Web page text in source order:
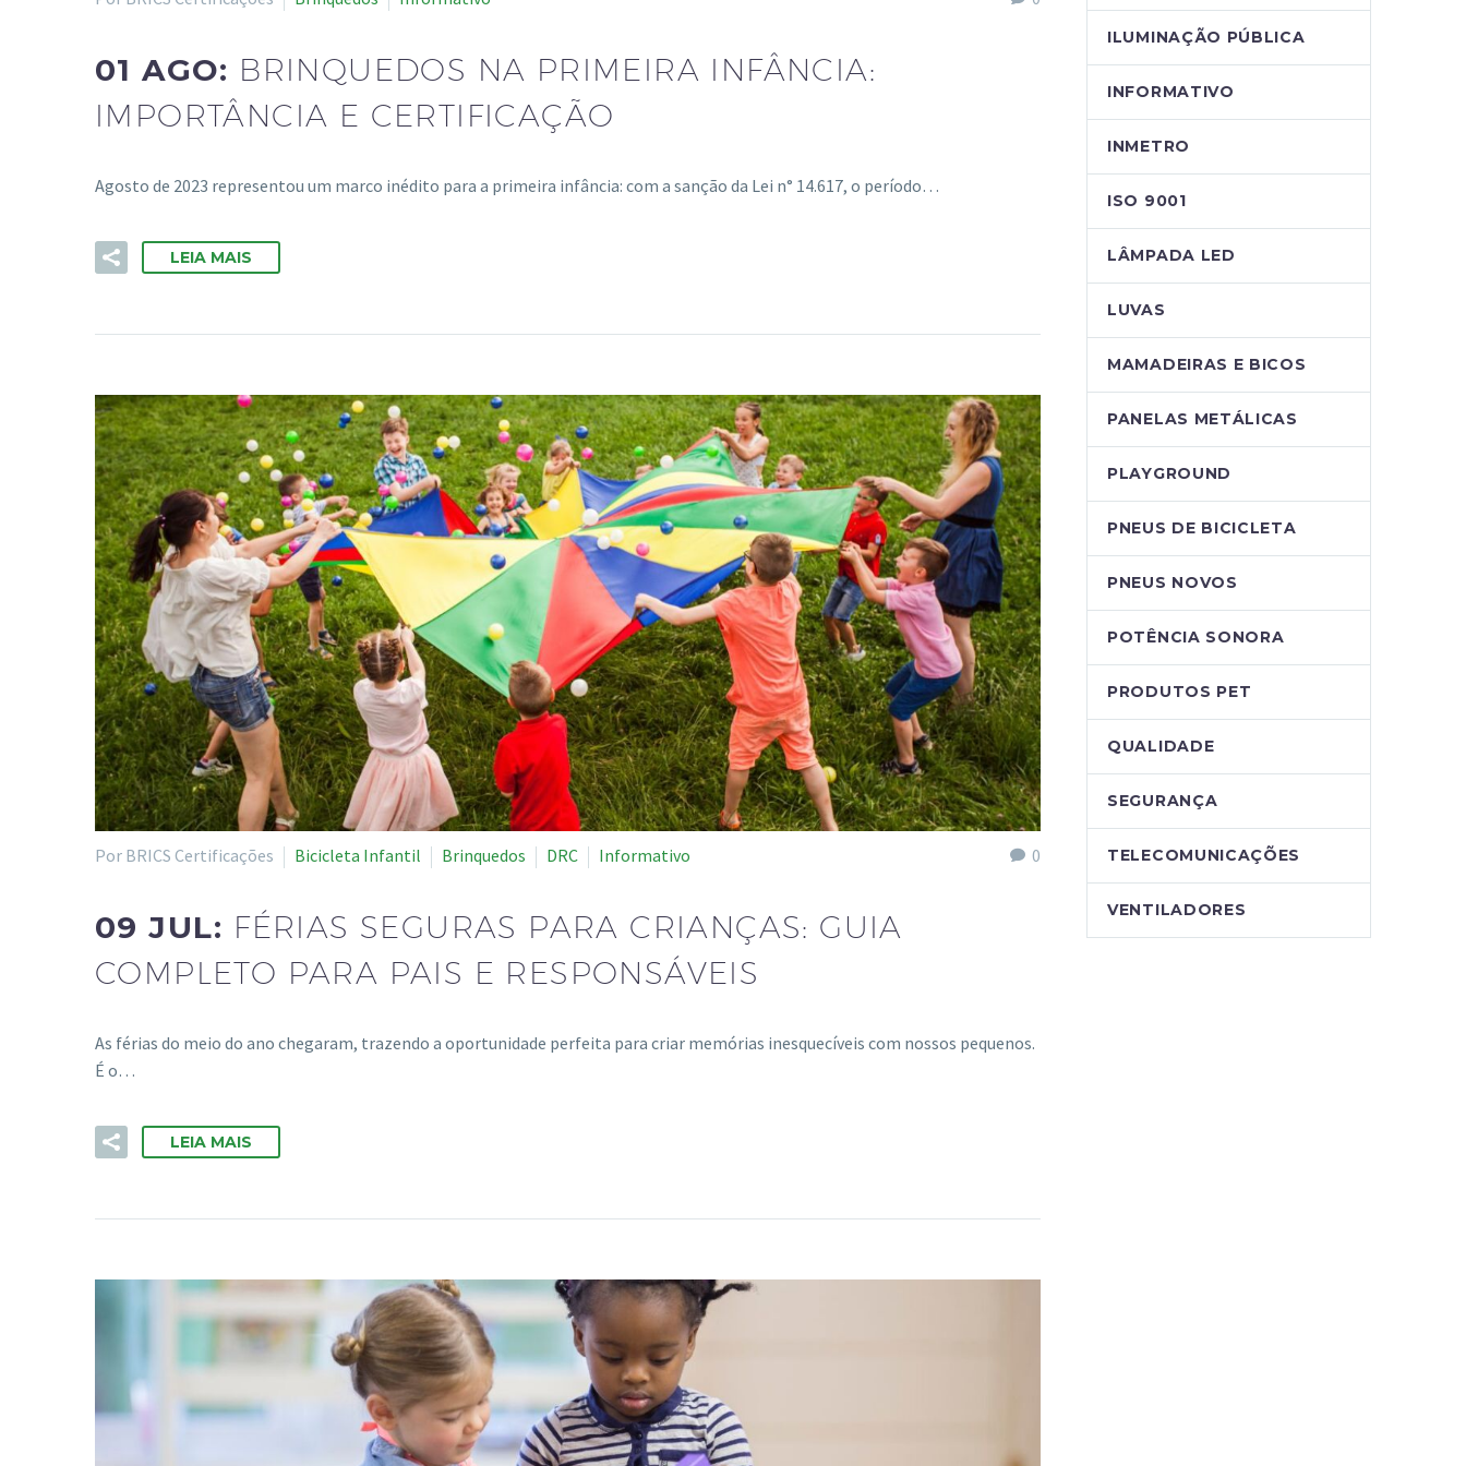
01 AGO: BRINQUEDOS NA PRIMEIRA INFÂNCIA:
IMPORTÂNCIA E CERTIFICAÇÃO
Agosto de 2023 representou um marco inédito para a primeira infância: com a sanção da Lei n° 14.617, o período…
LEIA MAIS
0
Por BRICS Certificações Bicicleta Infantil Brinquedos DRC Informativo
09 JUL: FÉRIAS SEGURAS PARA CRIANÇAS: GUIA
COMPLETO PARA PAIS E RESPONSÁVEIS
As férias do meio do ano chegaram, trazendo a oportunidade perfeita para criar memórias inesquecíveis com nossos pequenos.
É o…
LEIA MAIS
ILUMINAÇÃO PÚBLICA
INFORMATIVO
INMETRO
ISO 9001
LÂMPADA LED
LUVAS
MAMADEIRAS E BICOS
PANELAS METÁLICAS
PLAYGROUND
PNEUS DE BICICLETA
PNEUS NOVOS
POTÊNCIA SONORA
PRODUTOS PET
QUALIDADE
SEGURANÇA
TELECOMUNICAÇÕES
VENTILADORES